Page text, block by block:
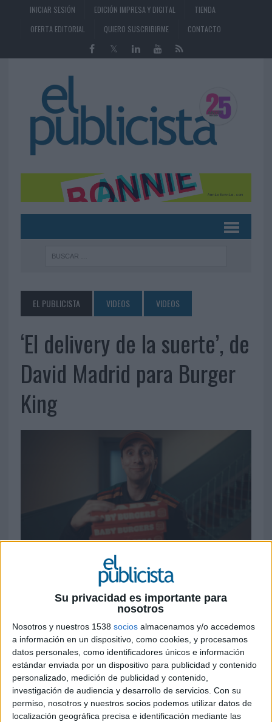
Su privacidad es importante para
nosotros
Nosotros y nuestros 1538 socios almacenamos y/o accedemos
a información en un dispositivo, como cookies, y procesamos
datos personales, como identificadores únicos e información
estándar enviada por un dispositivo para publicidad y contenido
personalizado, medición de publicidad y contenido,
investigación de audiencia y desarrollo de servicios. Con su
permiso, nosotros y nuestros socios podemos utilizar datos de
localización geográfica precisa e identificación mediante las
INICIAR SESIÓN EDICIÓN IMPRESA Y DIGITAL
TIENDA
OFERTA EDITORIAL
QUIERO SUSCRIBIRME CONTACTO
EL PUBLICISTA VIDEOS VIDEOS
‘El delivery de la suerte’, de
David Madrid para Burger
King
FICHA TÉCNICA
Cliente: Burger King® España
Equipo cliente: Yvette-Karen Altet, Itziar
Gratacos
Agencia: David Madrid
Global CCO: Pancho Cassis